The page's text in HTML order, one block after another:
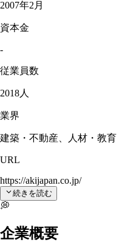
2007年2月
資本金
-
従業員数
2018人
業界
建築・不動産、人材・教育
URL
https://akijapan.co.jp/
続きを読む
💭
企業概要